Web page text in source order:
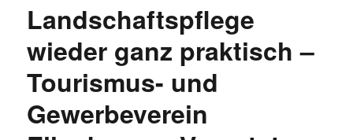
Landschaftspflege
wieder ganz praktisch –
Tourismus- und
Gewerbeverein